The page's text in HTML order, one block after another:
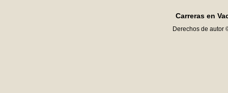
Carreras en
Derechos de autor